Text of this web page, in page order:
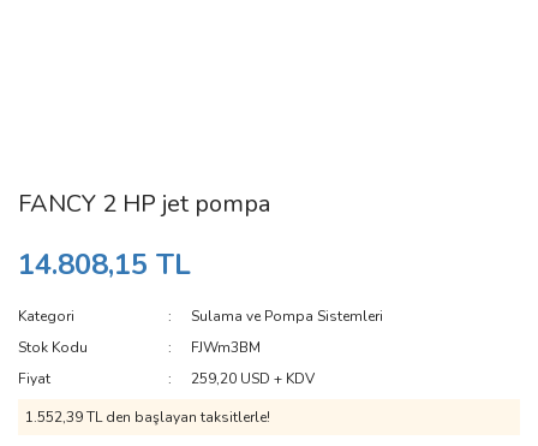
FANCY 2 HP jet pompa
14.808,15 TL
Kategori
Sulama ve Pompa Sistemleri
Stok Kodu
FJWm3BM
Fiyat
259,20 USD + KDV
1.552,39 TL den başlayan taksitlerle!